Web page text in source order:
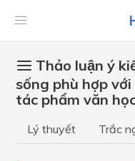
Thảo luận ý
sống phù hợp
tác phẩm văn
Lý thuyết Trắc